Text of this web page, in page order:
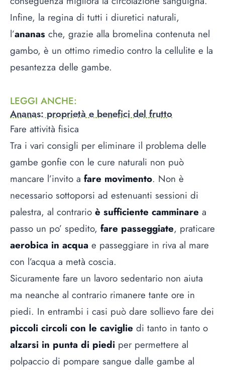
Infine, la regina di tutti i diuretici naturali,
l’ananas che, grazie alla bromelina contenuta nel
gambo, è un ottimo rimedio contro la cellulite e la
pesantezza delle gambe.
LEGGI ANCHE:
Ananas: proprietà e benefici del frutto
Fare attività fisica
Tra i vari consigli per eliminare il problema delle
gambe gonfie con le cure naturali non può
mancare l’invito a fare movimento. Non è
necessario sottoporsi ad estenuanti sessioni di
palestra, al contrario è sufficiente camminare a
passo un po’ spedito, fare passeggiate, praticare
aerobica in acqua e passeggiare in riva al mare
con l’acqua a metà coscia.
Sicuramente fare un lavoro sedentario non aiuta
ma neanche al contrario rimanere tante ore in
piedi. In entrambi i casi può dare sollievo fare dei
piccoli circoli con le caviglie di tanto in tanto o
alzarsi in punta di piedi per permettere al
polpaccio di pompare sangue dalle gambe al